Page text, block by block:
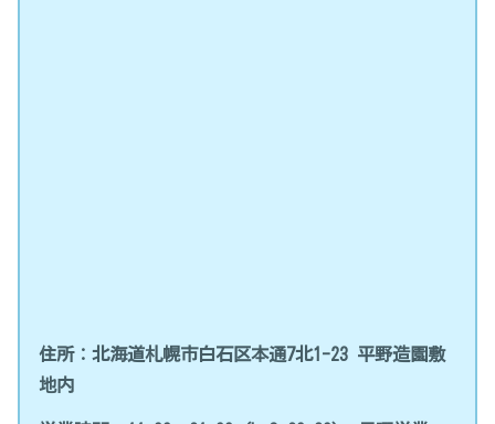
住所：北海道札幌市白石区本通7北1-23 平野造園敷
地内